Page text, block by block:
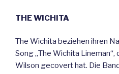
THE WICHITA
The Wichita beziehen ihren
Song „The Wichita Lineman“,
Wilson gecovert hat. Die